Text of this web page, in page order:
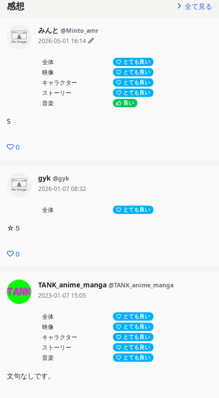
感想 全て見る
みんと @Minto_amr
2026-05-01 16:14
全体 とても良い
映像 とても良い
キャラクター とても良い
ストーリー とても良い
音楽 良い
S
0
gyk @gyk
2026-01-07 08:32
全体 とても良い
☆５
0
TANK_anime_manga @TANK_anime_manga
2023-01-07 15:05
全体 とても良い
映像 とても良い
キャラクター とても良い
ストーリー とても良い
音楽 とても良い
文句なしです。